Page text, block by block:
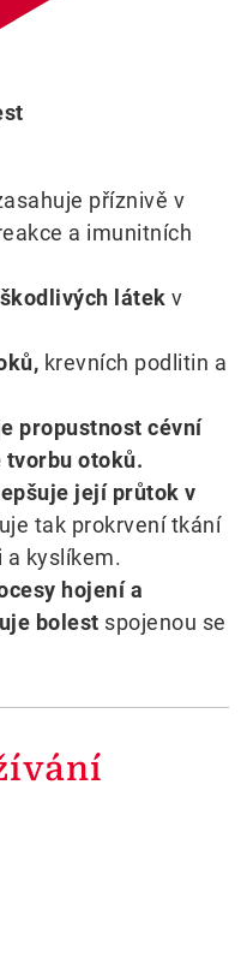
příznivě v
a imunitních
látek v
krevních podlitin a
propustnost cévní
tvorbu otoků.
její průtok v
tak prokrvení tkání
a kyslíkem.
hojení a
bolest spojenou se